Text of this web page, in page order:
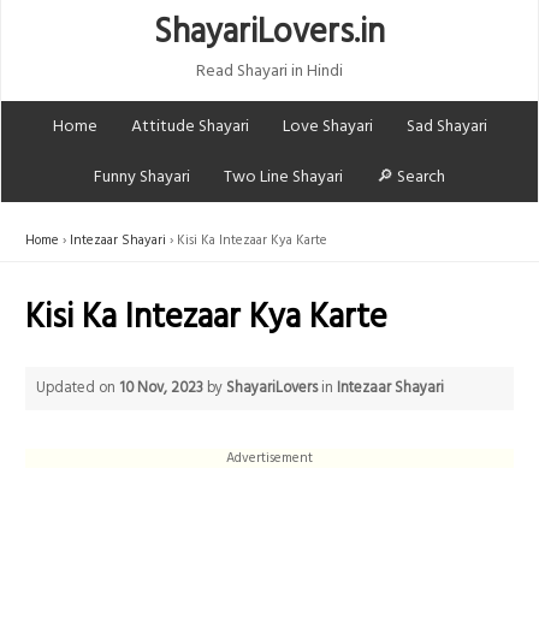
ShayariLovers.in
Read Shayari in Hindi
Home
Attitude Shayari Love Shayari
Sad Shayari
Funny Shayari
Two Line Shayari 🔎 Search
Home Intezaar Shayari Kisi Ka Intezaar Kya Karte
Kisi Ka Intezaar Kya Karte
Updated on 10 Nov, 2023 by ShayariLoversin Intezaar Shayari
Advertisement